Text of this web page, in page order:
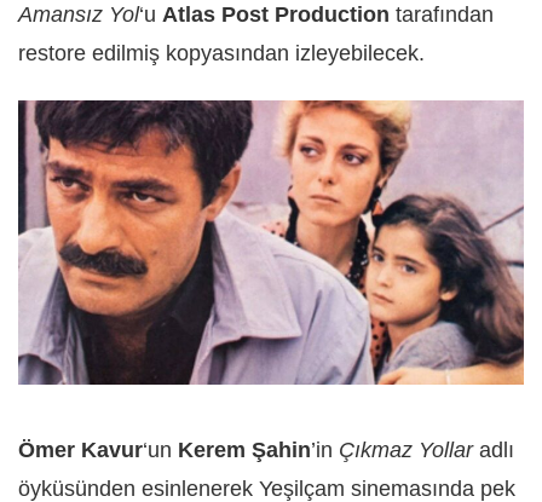
Amansız Yol‘u Atlas Post Production tarafından
restore edilmiş kopyasından izleyebilecek.
Ömer Kavur‘un Kerem Şahin’in Çıkmaz Yollaradlı
öyküsünden esinlenerek Yeşilçam sinemasında pek